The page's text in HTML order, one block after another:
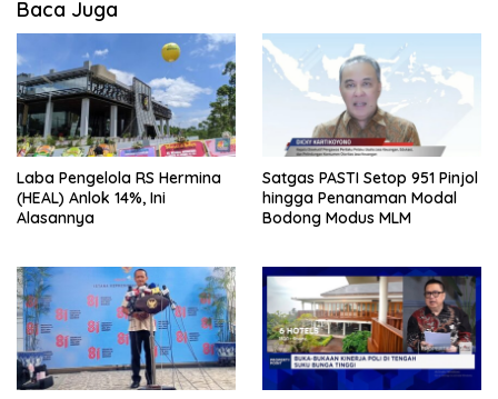
Baca Juga
Laba Pengelola RS Hermina
(HEAL) Anlok 14%, Ini
Alasannya
Satgas PASTI Setop 951 Pinjol
hingga Penanaman Modal
Bodong Modus MLM